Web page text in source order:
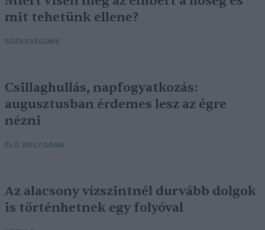
mit tehetünk ellene?
EGÉSZSÉGÜNK
Csillaghullás, napfogyatkozás:
augusztusban érdemes lesz az égre
nézni
ÉLŐ BOLYGÓNK
Az alacsony vízszintnél durvább dolgok
is történhetnek egy folyóval